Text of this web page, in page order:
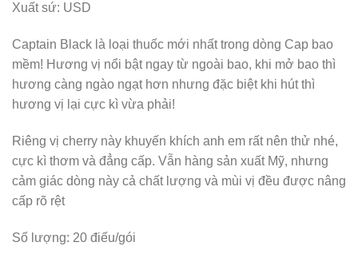
Xuất sứ: USD
Captain Black là loại thuốc mới nhất trong dòng Cap bao
mềm! Hương vị nổi bật ngay từ ngoài bao, khi mở bao thì
hương càng ngào ngạt hơn nhưng đặc biệt khi hút thì
hương vị lại cực kì vừa phải!
Riêng vị cherry này khuyến khích anh em rất nên thử nhé,
cực kì thơm và đẳng cấp. Vẫn hàng sản xuất Mỹ, nhưng
cảm giác dòng này cả chất lượng và mùi vị đều được nâng
cấp rõ rệt
Số lượng: 20 điếu/gói